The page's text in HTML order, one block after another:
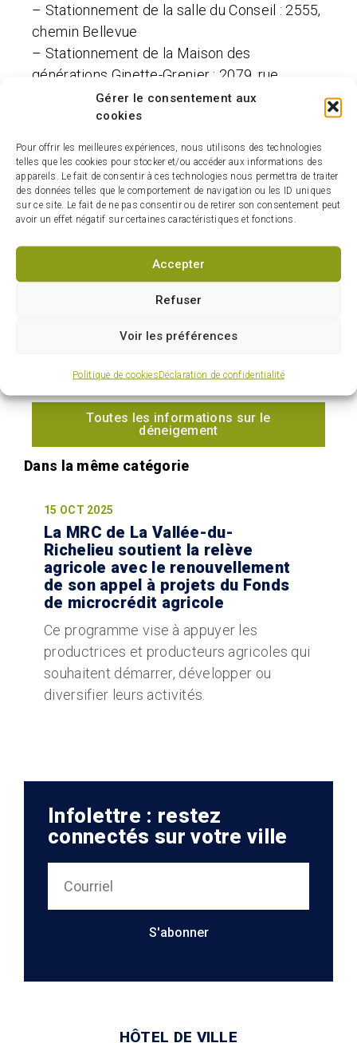
Gérer le consentement aux
cookies
Pour offrir les meilleures expériences, nous utilisons des technologies
telles que les cookies pour stocker et/ou accéder aux informations des
appareils. Le fait de consentir à ces technologies nous permettra de traiter
des données telles que le comportement de navigation ou les ID uniques
sur ce site. Le fait de ne pas consentir ou de retirer son consentement peut
avoir un effet négatif sur certaines caractéristiques et fonctions.
Accepter
Refuser
Voir les préférences
Politique de cookiesDéclaration de confidentialité
– Stationnement de la salle du Conseil : 2555,
chemin Bellevue
– Stationnement de la Maison des
générations Ginette-Grenier : 2079, rue
Henriette (ancienne chapelle)
– Stationnement du parc des Îles (île Goyer)
Les autorités sont avisées de cette
information.
Toutes les informations sur le
déneigement
15 OCT 2025
La MRC de La Vallée-du-
Richelieu soutient la relève
agricole avec le renouvellement
de son appel à projets du Fonds
de microcrédit agricole
Ce programme vise à appuyer les
productrices et producteurs agricoles qui
souhaitent démarrer, développer ou
diversifier leurs activités.
Infolettre : restez
connectés sur votre ville
S'abonner
HÔTEL DE VILLE